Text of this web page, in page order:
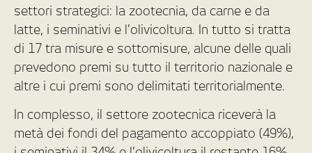
settori strategici: la zootecnia, da carne e da
latte, i seminativi e l’olivicoltura. In tutto si tratta
di 17 tra misure e sottomisure, alcune delle quali
prevedono premi su tutto il territorio nazionale e
altre i cui premi sono delimitati territorialmente.
In complesso, il settore zootecnica riceverà la
metà dei fondi del pagamento accoppiato (49%),